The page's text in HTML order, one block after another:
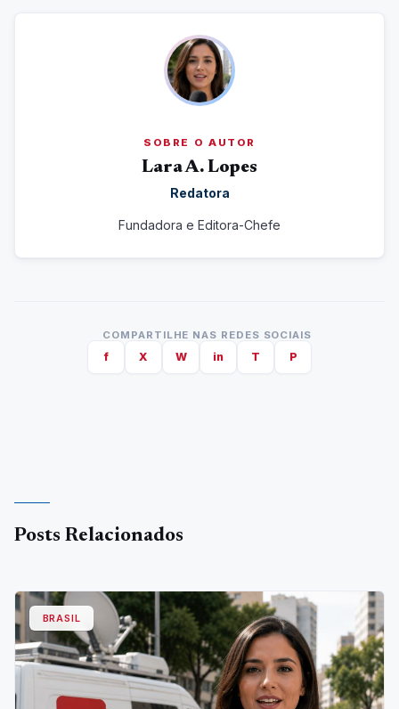
SOBRE O AUTOR
Lara A. Lopes
Redatora
Fundadora e Editora-Chefe
COMPARTILHE NAS REDES SOCIAIS
f X W in T P
Posts Relacionados
BRASIL